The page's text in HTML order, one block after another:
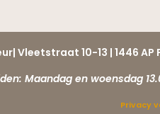
Vleetstraat 10-13 | 1446 AP
Maandag en woensdag
Privacy